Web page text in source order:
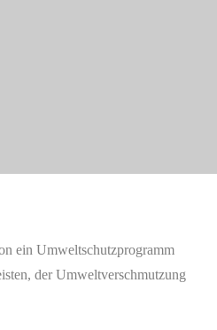
ein Umweltschutzprogramm
der Umweltverschmutzung